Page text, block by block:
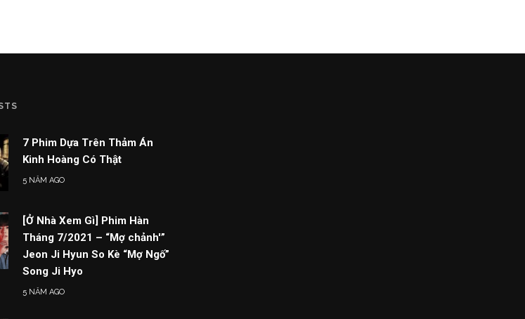
7 Phim Dựa Trên Thảm Án
Kinh Hoàng Có Thật
5 NĂM AGO
[Ở Nhà Xem Gì] Phim Hàn
Tháng 7/2021 – “Mợ chảnh'”
Jeon Ji Hyun So Kè “Mợ Ngố”
Song Ji Hyo
5 NĂM AGO